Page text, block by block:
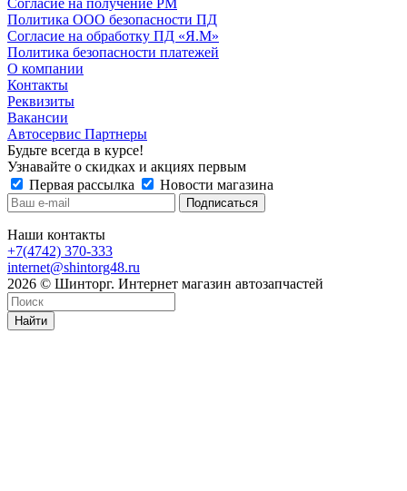
Согласие на получение РМ
Политика ООО безопасности ПД
Согласие на обработку ПД «Я.М»
Политика безопасности платежей
О компании
Контакты
Реквизиты
Вакансии
Автосервис Партнеры
Будьте всегда в курсе!
Узнавайте о скидках и акциях первым
Первая рассылка
Новости магазина
Наши контакты
+7(4742) 370-333
internet@shintorg48.ru
2026 © Шинторг. Интернет магазин автозапчастей
Найти